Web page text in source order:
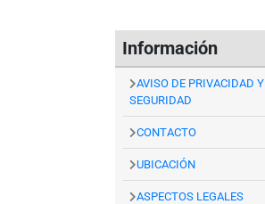
Información
AVISO DE PRIVACIDAD Y
SEGURIDAD
CONTACTO
UBICACIÓN
ASPECTOS LEGALES